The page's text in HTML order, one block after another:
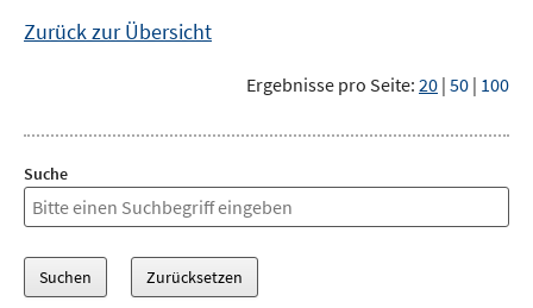
Zurück zur Übersicht
Ergebnisse pro Seite: 20 | 50 | 100
Suche